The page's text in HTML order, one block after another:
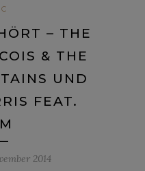
– THE
& THE
UND
FEAT.
2014